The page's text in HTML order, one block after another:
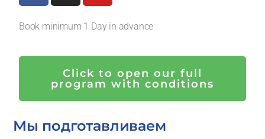
Book minimum 1 Day in advance
Click to open our full
program with conditions
Мы подготавливаем